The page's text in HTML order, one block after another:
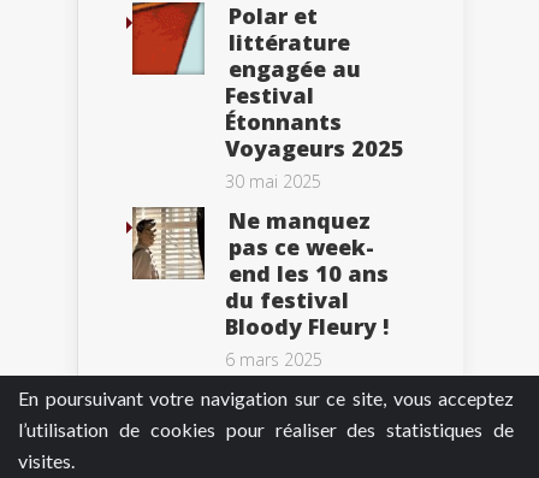
En poursuivant votre navigation sur ce site, vous acceptez
l’utilisation de cookies pour réaliser des statistiques de
visites.
Polar et
littérature
engagée au
Festival
Étonnants
Voyageurs 2025
30 mai 2025
Ne manquez
pas ce week-
end les 10 ans
du festival
Bloody Fleury !
6 mars 2025